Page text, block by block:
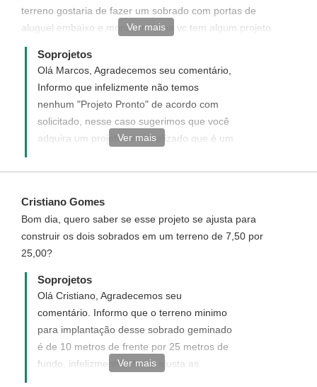
terreno gostaria de fazer um sobrado com portas de
aluguel embaixo e morar em cima vc tem algum projeto
desta forma para eu dar uma olhada...fico no aguardo.
Ver mais
Soprojetos
Olá Marcos, Agradecemos seu comentário,
Informo que infelizmente não temos
nenhum "Projeto Pronto" de acordo com
solicitado, nesse caso sugerimos que você
adquira um projeto personalizado que é um
desejado, acesse o link abaixo e veja como
personalizado.
http://www.soprojetos.com.br/personalizado
Atendimento Soprojetos
Ver mais
Cristiano Gomes
Bom dia, quero saber se esse projeto se ajusta para
construir os dois sobrados em um terreno de 7,50 por
25,00?
Soprojetos
Olá Cristiano, Agradecemos seu
comentário. Informo que o terreno minimo
para implantação desse sobrado geminado
é de 10 metros de frente por 25 metros de
fundo, infelizmente não se ajusta as
Ver mais